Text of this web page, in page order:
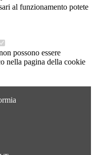
al funzionamento potete
possono essere
nella pagina della cookie